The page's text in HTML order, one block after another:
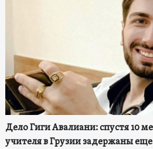
Дело Гиги Авалиани: спустя 10
учителя в Грузии задержаны